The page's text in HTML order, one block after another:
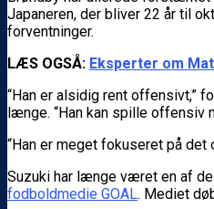
Japaneren, der bliver 22 år til
forventninger.
LÆS OGSÅ: Eksperter om
“Han er alsidig rent offensivt,”
længe. “Han kan spille offensiv
“Han er meget fokuseret på
Suzuki har længe været en af
fodboldmedie GOAL. Mediet